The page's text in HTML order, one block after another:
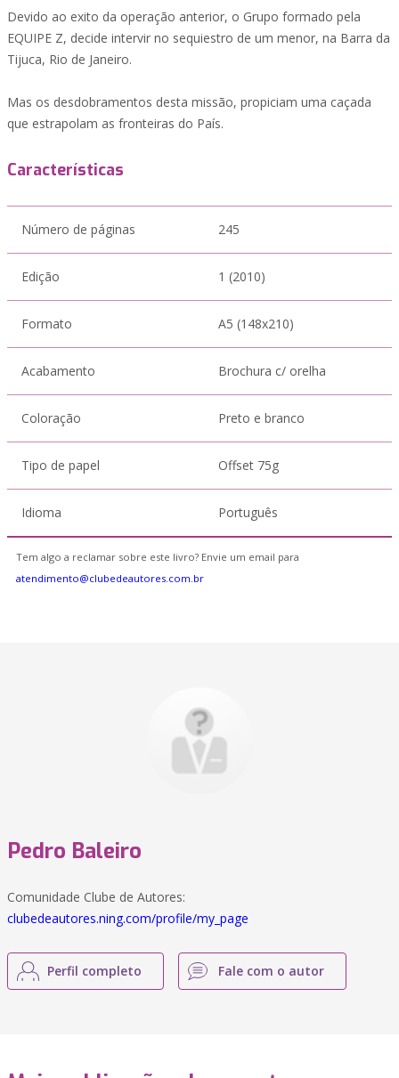
Devido ao exito da operação anterior, o Grupo formado pela
EQUIPE Z, decide intervir no sequiestro de um menor, na Barra da
Tijuca, Rio de Janeiro.
Mas os desdobramentos desta missão, propiciam uma caçada
que estrapolam as fronteiras do País.
Características
Número de páginas 245
Edição 1 (2010)
Formato A5 (148x210)
Acabamento Brochura c/ orelha
Coloração Preto e branco
Tipo de papel Offset 75g
Idioma Português
Tem algo a reclamar sobre este livro? Envie um email para
atendimento@clubedeautores.com.br
Pedro Baleiro
Comunidade Clube de Autores:
clubedeautores.ning.com/profile/my_page
Perfil completo Fale com o autor